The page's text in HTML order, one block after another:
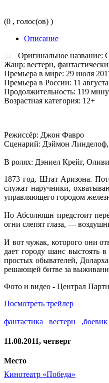
(0 , голос(ов) )
Описание
Оригинальное название:
Жанр: вестерн,
Премьера в мире: 29 июля
Премьера в России: 11
Продолжительность: 119
Возрастная категория: 12+
Режиссёр: Джон Фавро
Сценарий: Дэймон
В ролях: Дэниел Крейг,
1873 год. Штат Аризона.
служат наручники,
управляющего городом
Но Абсолюшн предстоит
огни слепят глаза, —
И вот чужак, которого они
дает городу шанс
простых обывателей,
решающей битве за
Фото и видео - Централ
Посмотреть трейлер
фантастика вестерн ,боевик
11.08.2011, четверг
Место
Кинотеатр «Победа»